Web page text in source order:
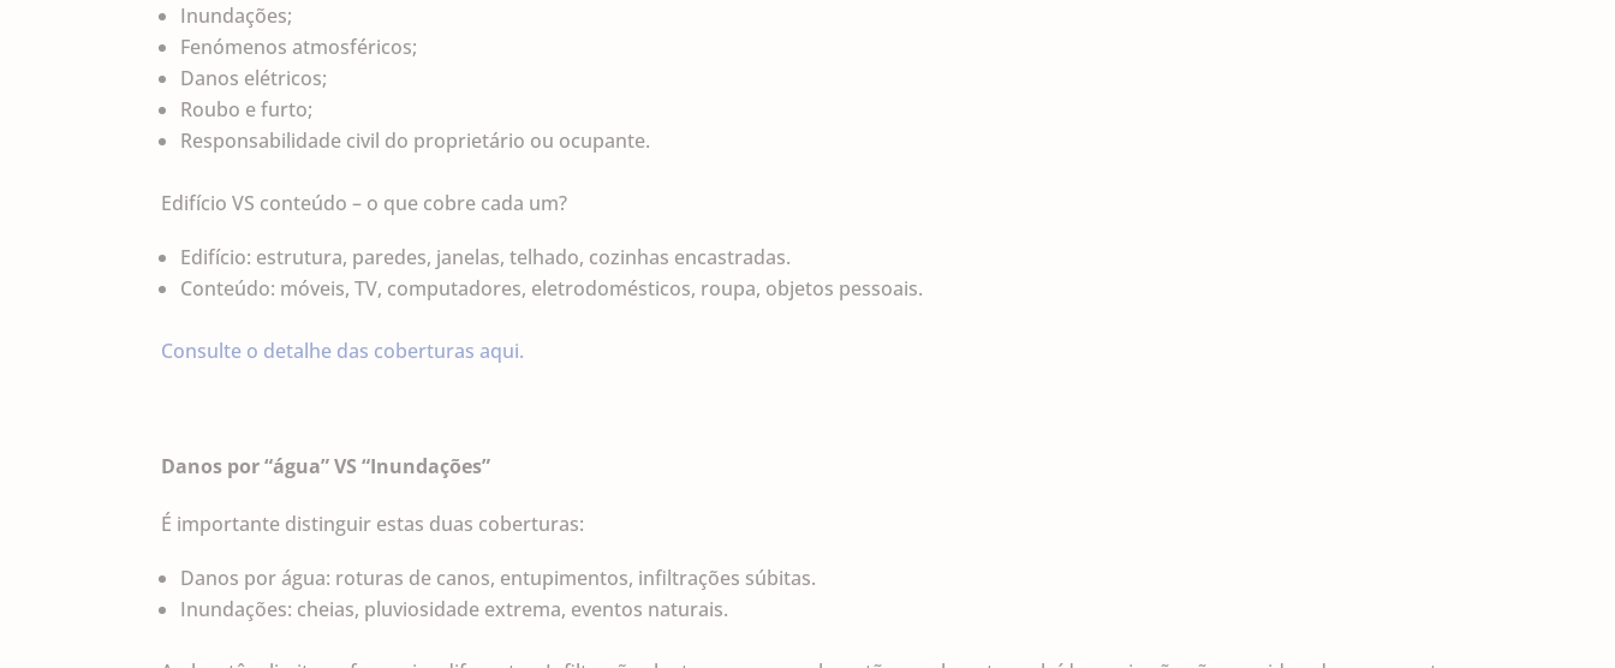
Inundações;
Fenómenos atmosféricos;
Danos elétricos;
Roubo e furto;
Responsabilidade civil do proprietário ou ocupante.
Edifício VS conteúdo – o que cobre cada um?
Edifício: estrutura, paredes, janelas, telhado, cozinhas encastradas.
Conteúdo: móveis, TV, computadores, eletrodomésticos, roupa, objetos pessoais.
Consulte o detalhe das coberturas aqui.
Danos por “água” VS “Inundações”
É importante distinguir estas duas coberturas:
Danos por água: roturas de canos, entupimentos, infiltrações súbitas.
Inundações: cheias, pluviosidade extrema, eventos naturais.